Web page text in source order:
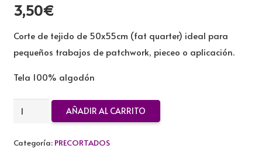
3,50€
Corte de tejido de 50x55cm (fat quarter) ideal para
pequeños trabajos de patchwork, pieceo o aplicación.
Tela 100% algodón
FAT
50X55CM
AÑADIR AL CARRITO
Categoría: PRECORTADOS